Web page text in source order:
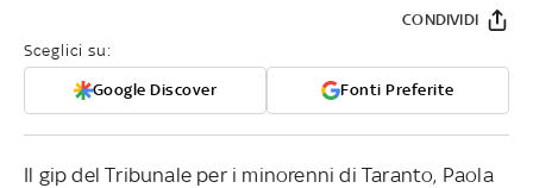
Sceglici su:
Google Discover Fonti Preferite
CONDIVIDI
Il gip del Tribunale per i minorenni di Taranto, Paola